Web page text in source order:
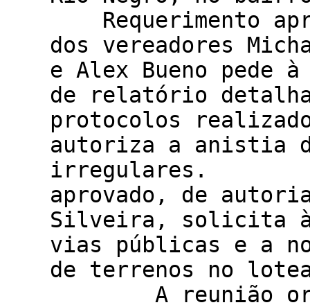
Requerimento
dos vereadores
e Alex Bueno pede
de relatório
protocolos
autoriza a anistia
irregulares.
aprovado, de
Silveira, solicita à
vias públicas e a
de terrenos no
A reunião